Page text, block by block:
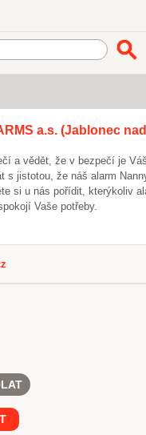
a.s. (Jablonec
a vědět, že v bezpečí je
s jistotou, že náš alarm
si u nás pořídit, kterýkoliv
Vaše potřeby.